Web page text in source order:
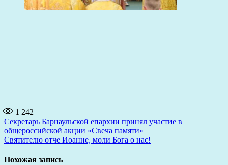
1 242
Навигация
по
Секретарь Барнаульской епархии принял участие в
общероссийской акции «Свеча памяти»
Святителю отче Иоанне, моли Бога о нас!
Похожая запись